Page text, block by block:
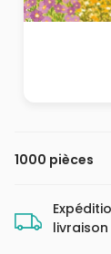
1000 pièces